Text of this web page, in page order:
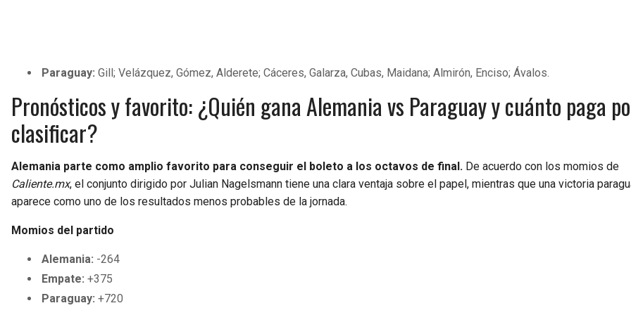
Paraguay: Gill; Velázquez, Gómez, Alderete; Cáceres, Galarza, Cubas, Maidana; Almirón, Enciso; Ávalos.
Pronósticos y favorito: ¿Quién gana Alemania vs Paraguay y cuánto paga
clasificar?
Alemania parte como amplio favorito para conseguir el boleto a los octavos de final. De acuerdo con los momios de
Caliente.mx, el conjunto dirigido por Julian Nagelsmann tiene una clara ventaja sobre el papel, mientras que una victoria
aparece como uno de los resultados menos probables de la jornada.
Momios del partido
Alemania: -264
Empate: +375
Paraguay: +720